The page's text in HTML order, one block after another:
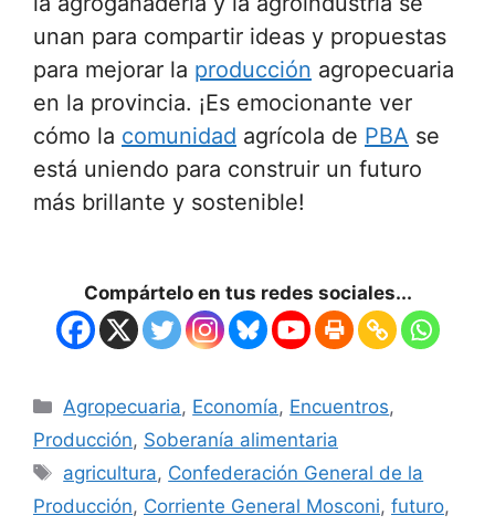
unan para compartir ideas y propuestas
para mejorar la producción agropecuaria
en la provincia. ¡Es emocionante ver
cómo la comunidad agrícola de PBA se
está uniendo para construir un futuro
más brillante y sostenible!
Compártelo en tus redes sociales...
Agropecuaria, Economía, Encuentros,
Producción, Soberanía alimentaria
agricultura, Confederación General de la
Producción, Corriente General Mosconi, futuro,